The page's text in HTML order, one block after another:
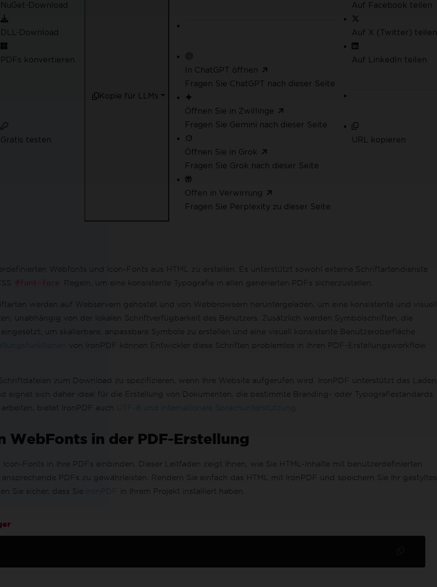
NuGet-Download
DLL-Download
PDFs konvertieren
Gratis testen
Kopie für LLMs
In ChatGPT öffnen
Fragen Sie ChatGPT nach dieser Seite
Öffnen Sie in Zwillinge
Fragen Sie Gemini nach dieser Seite
Öffnen Sie in Grok
Fragen Sie Grok nach dieser Seite
Offen in Verwirrung
Fragen Sie Perplexity zu dieser Seite
Auf Facebook teilen
Auf X (Twitter) teilen
Auf LinkedIn teilen
URL kopieren
Webfonts und Icon-Fonts aus HTML zu erstellen. Es unterstützt sowohl externe Schriftartendienste
@font-face Regeln, um eine konsistente Typografie in allen generierten PDFs sicherzustellen.
werden auf Webservern gehostet und von Webbrowsern heruntergeladen, um eine konsistente und visuell
unabhängig von der lokalen Schriftverfügbarkeit des Benutzers. Zusätzlich werden Symbolschriften, die
um skalierbare, anpassbare Symbole zu erstellen und eine visuell konsistente Benutzeroberfläche
von IronPDF können Entwickler diese Schriften problemlos in ihren PDF-Erstellungsworkflow
zum Download zu spezifizieren, wenn Ihre Website aufgerufen wird. IronPDF unterstützt das Laden
eignet sich daher ideal für die Erstellung von Dokumenten, die bestimmte Branding- oder Typografiestandards
bietet IronPDF auch UTF-8 und internationale Sprachunterstützung
in der PDF-Erstellung
Fonts in Ihre PDFs einbinden. Dieser Leitfaden zeigt Ihnen, wie Sie HTML-Inhalte mit benutzerdefinierten
PDFs zu gewährleisten. Rendern Sie einfach das HTML mit IronPDF und speichern Sie Ihr gestyltes
Sie sicher, dass Sie
IronPDF in Ihrem Projekt installiert haben.